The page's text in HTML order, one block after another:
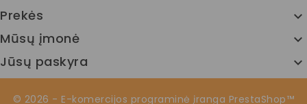
Prekės 
Mūsų įmonė 
Jūsų paskyra 
© 2026 - E-komercijos programinė įranga PrestaShop™